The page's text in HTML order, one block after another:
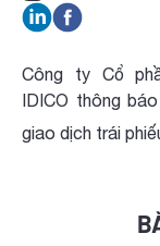
Công ty Cổ
IDICO thông
giao dịch trái